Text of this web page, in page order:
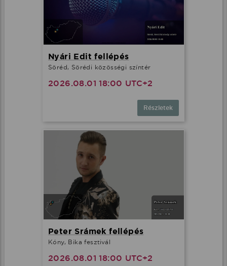
Nyári Edit fellépés
Söréd, Sörédi közösségi színtér
2026.08.01 18:00 UTC+2
Részletek
Peter Srámek fellépés
Kóny, Bika fesztivál
2026.08.01 18:00 UTC+2